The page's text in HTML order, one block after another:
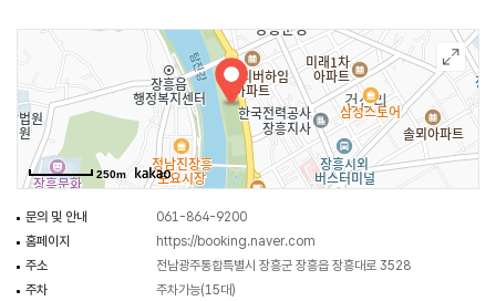
250m
문의 및 안내
061-864-9200
홈페이지
https://booking.naver.com
주소
전남광주통합특별시 장흥군 장흥읍 장흥대로 3528
주차
주차가능(15대)